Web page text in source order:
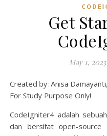
Get
May 1, 2023
Created by: Anisa
For Study Purpose Only!
CodeIgniter4 adalah
dan bersifat open-source